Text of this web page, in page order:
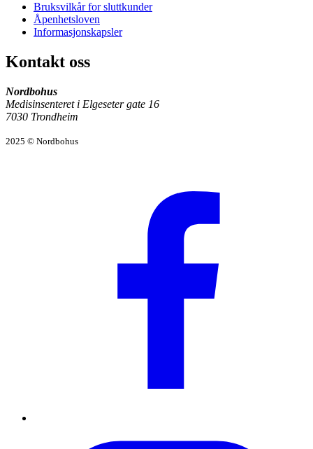
Bruksvilkår for sluttkunder
Åpenhetsloven
Informasjonskapsler
Kontakt oss
Nordbohus
Medisinsenteret i Elgeseter gate 16
7030 Trondheim
2025 © Nordbohus